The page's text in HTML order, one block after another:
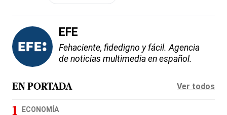
EFE
Fehaciente, fidedigno y fácil. Agencia
de noticias multimedia en español.
EN PORTADA Ver todos
ECONOMÍA